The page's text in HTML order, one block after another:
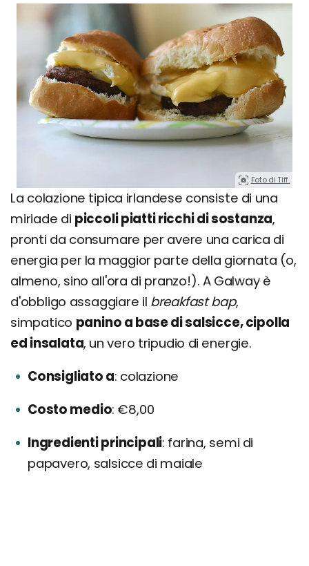
Foto di Tiff.
La colazione tipica irlandese consiste di una
miriade di piccoli piatti ricchi di sostanza,
pronti da consumare per avere una carica di
energia per la maggior parte della giornata (o,
almeno, sino all'ora di pranzo!). A Galway è
d'obbligo assaggiare il breakfast bap,
simpatico panino a base di salsicce, cipolla
ed insalata, un vero tripudio di energie.
Consigliato a colazione
Costo medio €8,00
Ingredienti principali farina, semi di
papavero, salsicce di maiale